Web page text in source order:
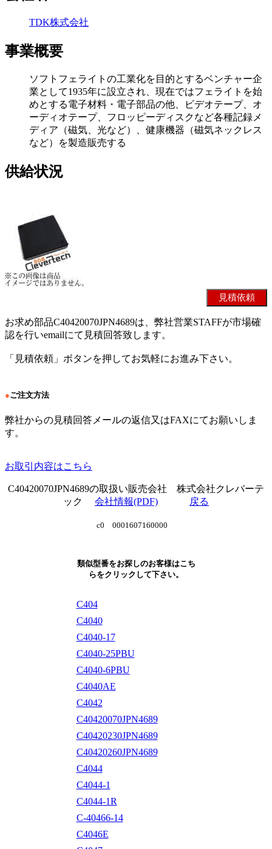
TDK株式会社
事業概要
ソフトフェライトの工業化を目的とするベンチャー企
業として1935年に設立され、現在ではフェライトを始
めとする電子材料・電子部品の他、ビデオテープ、オ
ーディオテープ、フロッピーディスクなど各種記録メ
ディア（磁気、光など）、健康機器（磁気ネックレス
など）を製造販売する
供給状況
お求め部品C40420070JPN4689は、弊社営業STAFFが市場確
認を行いemailにて見積回答致します。
「見積依頼」ボタンを押してお気軽にお進み下さい。
●ご注文方法
弊社からの見積回答メールの返信又はFAXにてお願いしま
す。
お取引内容はこちら
C40420070JPN4689の取扱い販売会社 株式会社クレバーテ
ック 会社情報(PDF) 戻る
c0 0001607160000
類似型番をお探しのお客様はこち
らをクリックして下さい。
C404
C4040
C4040-17
C4040-25PBU
C4040-6PBU
C4040AE
C4042
C40420070JPN4689
C40420230JPN4689
C40420260JPN4689
C4044
C4044-1
C4044-1R
C-40466-14
C4046E